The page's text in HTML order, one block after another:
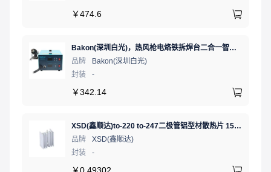
￥474.6
Bakon(深圳白光)，热风枪电烙铁拆焊台二合一智能双数显可调恒温焊接台，BK701D
品牌
Bakon(深圳白光)
封装
-
￥342.14
XSD(鑫顺达)to-220 to-247二极管铝型材散热片 15.5*10.5*21 本色带针大功率电子散热器（可定制）
品牌
XSD(鑫顺达)
封装
-